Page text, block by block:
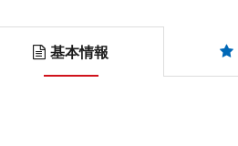
基本情報